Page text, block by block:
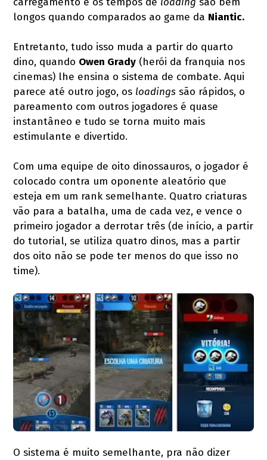
longos quando comparados ao game da Niantic.
Entretanto, tudo isso muda a partir do quarto
dino, quando Owen Grady (herói da franquia nos
cinemas) lhe ensina o sistema de combate. Aqui
parece até outro jogo, os loadings são rápidos, o
pareamento com outros jogadores é quase
instantâneo e tudo se torna muito mais
estimulante e divertido.
Com uma equipe de oito dinossauros, o jogador é
colocado contra um oponente aleatório que
esteja em um rank semelhante. Quatro criaturas
vão para a batalha, uma de cada vez, e vence o
primeiro jogador a derrotar três (de início, a partir
do tutorial, se utiliza quatro dinos, mas a partir
dos oito não se pode ter menos do que isso no
time).
O sistema é muito semelhante, pra não dizer